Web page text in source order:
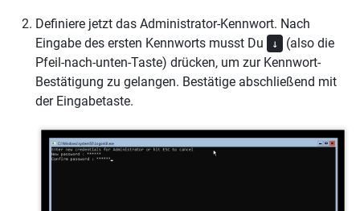
Definiere jetzt das Administrator-Kennwort. Nach
Eingabe des ersten Kennworts musst Du
↓
(also die
Pfeil-nach-unten-Taste) drücken, um zur Kennwort-
Bestätigung zu gelangen. Bestätige abschließend mit
der Eingabetaste.